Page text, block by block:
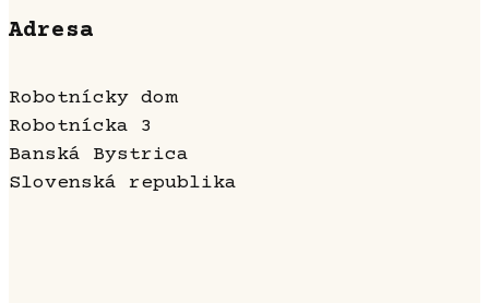
Adresa
Robotnícky dom
Robotnícka 3
Banská Bystrica
Slovenská republika